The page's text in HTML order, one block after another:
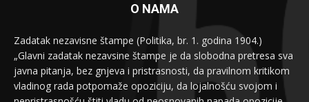
O NAMA
Zadatak nezavisne štampe (Politika, br. 1. godina 1904.)
„Glavni zadatak nezavsine štampe je da slobodna pretresa sva
javna pitanja, bez gnjeva i pristrasnosti, da pravilnom kritikom
vladinog rada potpomaže opoziciju, da lojalnošću svojom i